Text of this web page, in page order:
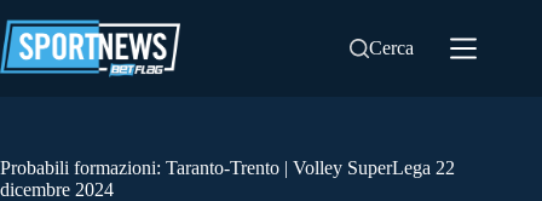
al
contenuto
Cerca
Probabili formazioni: Taranto-Trento | Volley SuperLega 22
dicembre 2024